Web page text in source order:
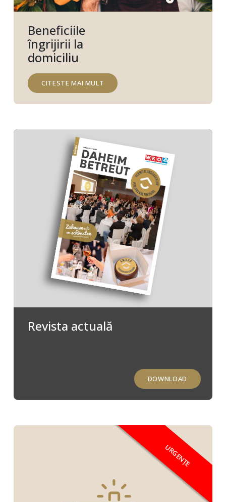
Beneficiile
îngrijirii la
domiciliu
CITESTE MAI MULT
Revista actuală
DOWNLOAD
URGENȚE